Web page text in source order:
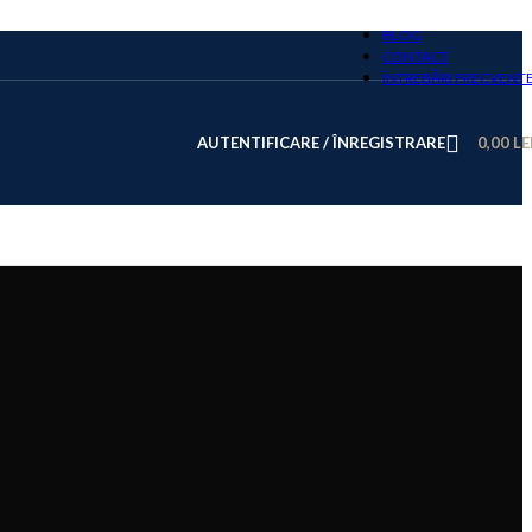
BLOG
CONTACT
ÎNTREBĂRI
AUTENTIFICARE / ÎNREGISTRARE 0,00